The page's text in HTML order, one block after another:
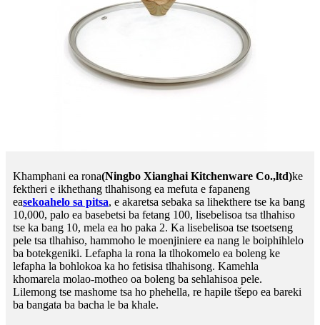
Khamphani ea rona(Ningbo Xianghai Kitchenware Co.,ltd)ke
fektheri e ikhethang tlhahisong ea mefuta e fapaneng
easekoahelo sa pitsa, e akaretsa sebaka sa lihekthere tse ka bang
10,000, palo ea basebetsi ba fetang 100, lisebelisoa tsa tlhahiso
tse ka bang 10, mela ea ho paka 2. Ka lisebelisoa tse tsoetseng
pele tsa tlhahiso, hammoho le moenjiniere ea nang le boiphihlelo
ba botekgeniki. Lefapha la rona la tlhokomelo ea boleng ke
lefapha la bohlokoa ka ho fetisisa tlhahisong. Kamehla
khomarela molao-motheo oa boleng ba sehlahisoa pele.
Lilemong tse mashome tsa ho phehella, re hapile tšepo ea bareki
ba bangata ba bacha le ba khale.